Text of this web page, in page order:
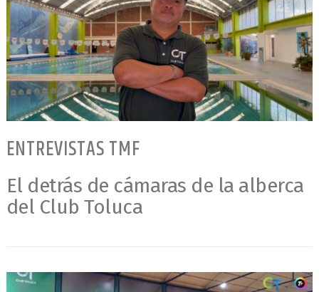
ENTREVISTAS TMF
El detrás de cámaras de la alberca
del Club Toluca